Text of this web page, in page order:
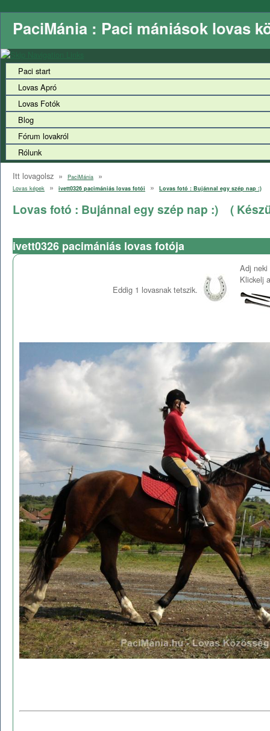
PaciMánia : Paci mániások lovas
Paci start
Lovas Apró
Lovas Fotók
Blog
Fórum lovakról
Rólunk
Itt lovagolsz » PaciMánia »
Lovas képek » ivett0326 pacimániás lovas fotói » Lovas fotó : Bujánnal egy szép nap :)
Lovas fotó : Bujánnal egy szép nap :) (
ivett0326 pacimániás lovas fotója
Eddig 1 lovasnak tetszik.
Adj
Klickelj